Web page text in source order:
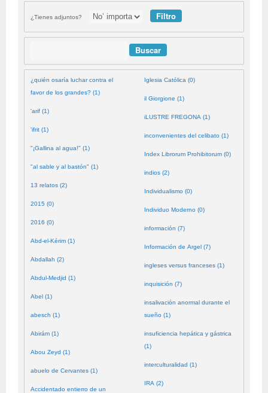
¿Tienes adjuntos?
¿quién osaría luchar contra el
favor de los grandes? (1)
'arif (1)
'ifrit (1)
"¡Gallina al agua!" (1)
"al sable y al bastón" (1)
13 relatos (2)
2015 (0)
2016 (0)
Abd-el-Kérim (1)
Abdallah (2)
Abdul-Medjid (1)
Abel (1)
abesch (1)
Abirám (1)
Abou Zeyd (1)
abuelo de Cervantes (1)
Accidentado entierro de un
Iglesia Católica (0)
il Giorgione (1)
iLUSTRE FREGONA (1)
inconvenientes del celibato (1)
Index Librorum Prohibitorum (0)
indios (2)
Individualismo (0)
Individuo Moderno (0)
información (7)
Información de Argel (7)
ingleses versus franceses (1)
inquisición (7)
insalivación anormal durante el
sueño (1)
insuficiencia hepática y gástrica
(1)
interculturalidad (1)
IRA (2)